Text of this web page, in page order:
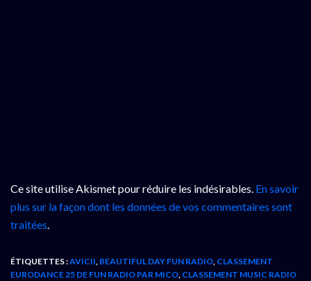
Ce site utilise Akismet pour réduire les indésirables. En savoir
plus sur la façon dont les données de vos commentaires sont
traitées.
ÉTIQUETTES :AVICII BEAUTIFUL DAY FUN RADIO CLASSEMENT
EURODANCE 25 DE FUN RADIO PAR MICO CLASSEMENT MUSIC RADIO